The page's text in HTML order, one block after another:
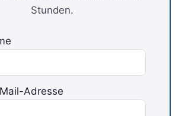
Stunden.
Adresse